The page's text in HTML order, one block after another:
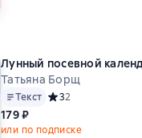
Лунный посевной
Татьяна Борщ
Текст Средний рейтинг 3
32
179 ₽
или по подписке